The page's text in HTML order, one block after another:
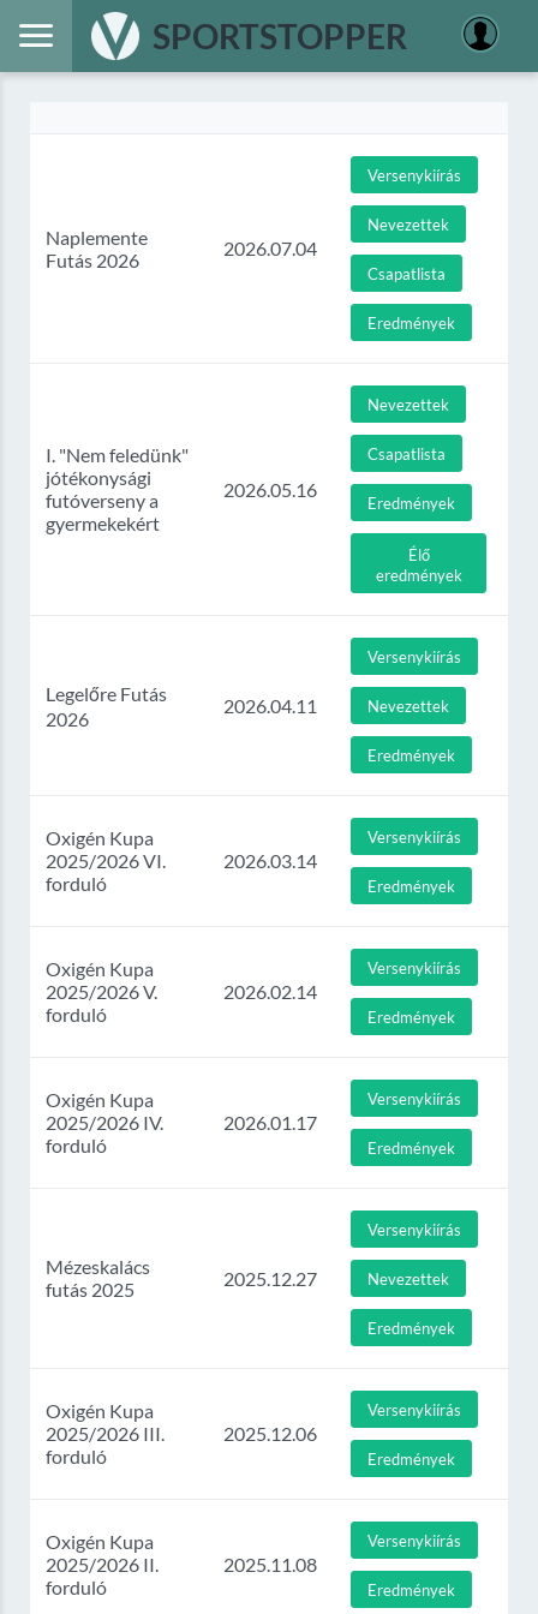
SPORTSTOPPER
Naplemente
Futás 2026
2026.07.04
Versenykiírás
Nevezettek
Csapatlista
Eredmények
I. "Nem feledünk"
jótékonysági
futóverseny a
gyermekekért
2026.05.16
Nevezettek
Csapatlista
Eredmények
Élő
eredmények
Legelőre Futás
2026
2026.04.11
Versenykiírás
Nevezettek
Eredmények
Oxigén Kupa
2025/2026 VI.
forduló
2026.03.14
Versenykiírás
Eredmények
Oxigén Kupa
2025/2026 V.
forduló
2026.02.14
Versenykiírás
Eredmények
Oxigén Kupa
2025/2026 IV.
forduló
2026.01.17
Versenykiírás
Eredmények
Mézeskalács
futás 2025
2025.12.27
Versenykiírás
Nevezettek
Eredmények
Oxigén Kupa
2025/2026 III.
forduló
2025.12.06
Versenykiírás
Eredmények
Oxigén Kupa
2025/2026 II.
forduló
2025.11.08
Versenykiírás
Eredmények